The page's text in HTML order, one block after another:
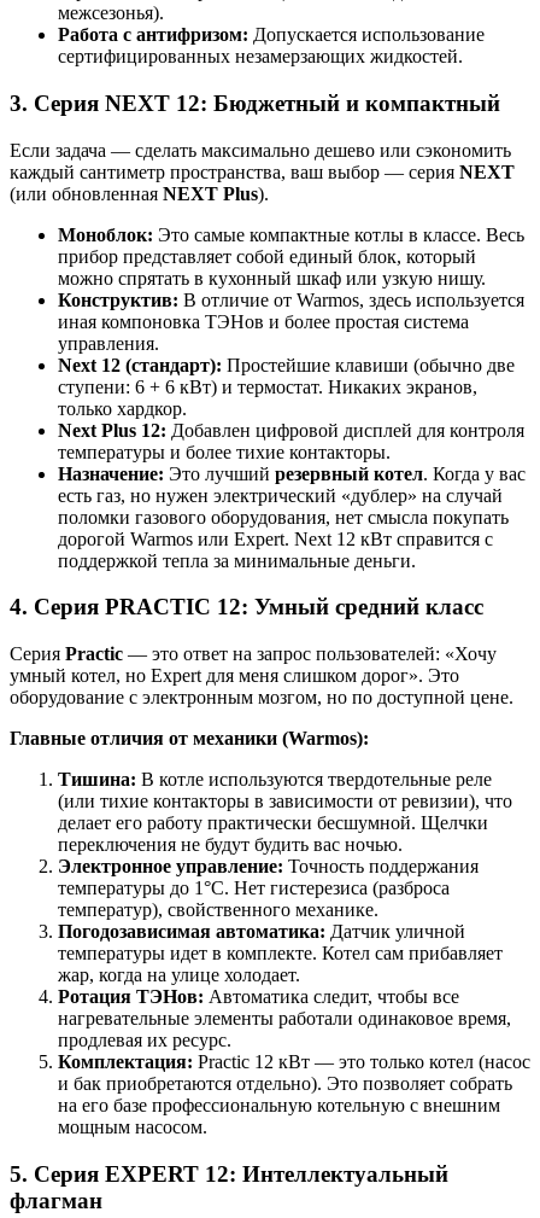
межсезонья).
Работа с антифризом: Допускается использование
сертифицированных незамерзающих жидкостей.
3. Серия NEXT 12: Бюджетный и компактный
Если задача — сделать максимально дешево или сэкономить
каждый сантиметр пространства, ваш выбор — серия NEXT
(или обновленная NEXT Plus).
Моноблок: Это самые компактные котлы в классе. Весь
прибор представляет собой единый блок, который
можно спрятать в кухонный шкаф или узкую нишу.
Конструктив: В отличие от Warmos, здесь используется
иная компоновка ТЭНов и более простая система
управления.
Next 12 (стандарт): Простейшие клавиши (обычно две
ступени: 6 + 6 кВт) и термостат. Никаких экранов,
только хардкор.
Next Plus 12: Добавлен цифровой дисплей для контроля
температуры и более тихие контакторы.
Назначение: Это лучший резервный котел. Когда у вас
есть газ, но нужен электрический «дублер» на случай
поломки газового оборудования, нет смысла покупать
дорогой Warmos или Expert. Next 12 кВт справится с
поддержкой тепла за минимальные деньги.
4. Серия PRACTIC 12: Умный средний класс
Серия Practic — это ответ на запрос пользователей: «Хочу
умный котел, но Expert для меня слишком дорог». Это
оборудование с электронным мозгом, но по доступной цене.
Главные отличия от механики (Warmos):
Тишина: В котле используются твердотельные реле
(или тихие контакторы в зависимости от ревизии), что
делает его работу практически бесшумной. Щелчки
переключения не будут будить вас ночью.
Электронное управление: Точность поддержания
температуры до 1°C. Нет гистерезиса (разброса
температур), свойственного механике.
Погодозависимая автоматика: Датчик уличной
температуры идет в комплекте. Котел сам прибавляет
жар, когда на улице холодает.
Ротация ТЭНов: Автоматика следит, чтобы все
нагревательные элементы работали одинаковое время,
продлевая их ресурс.
Комплектация: Practic 12 кВт — это только котел (насос
и бак приобретаются отдельно). Это позволяет собрать
на его базе профессиональную котельную с внешним
мощным насосом.
5. Серия EXPERT 12: Интеллектуальный
флагман